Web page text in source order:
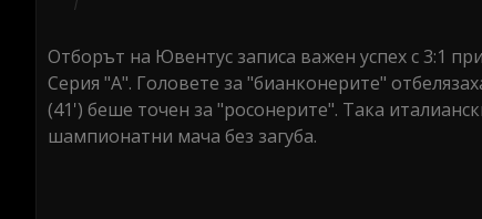
Отборът на Ювентус записа важен успех с 3:1
Серия "А". Головете за "бианконерите"
(41') беше точен за "росонерите". Така
шампионатни мача без загуба.